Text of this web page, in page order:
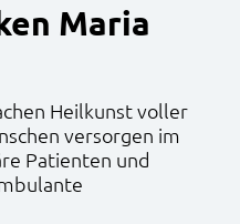
Maria
Heilkunst voller
versorgen im
Patienten und